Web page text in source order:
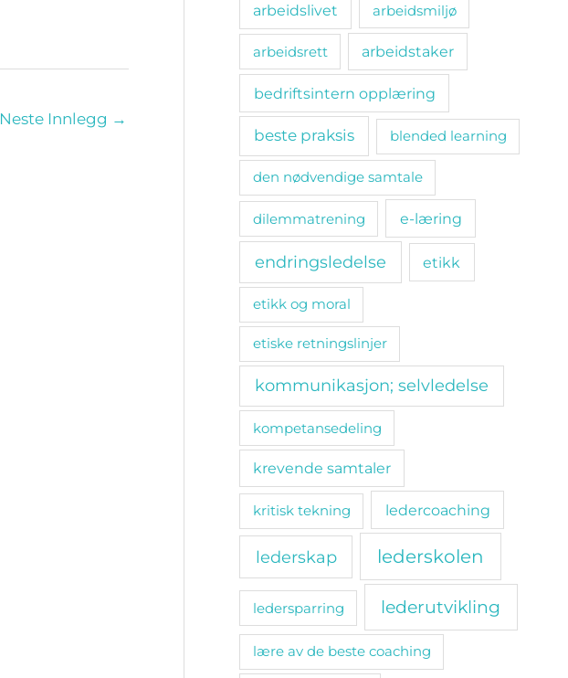
Neste Innlegg →
arbeidslivet arbeidsmiljø
arbeidsrett arbeidstaker
bedriftsintern opplæring
beste praksis blended learning
den nødvendige samtale
dilemmatrening e-læring
endringsledelse etikk
etikk og moral
etiske retningslinjer
kommunikasjon; selvledelse
kompetansedeling
krevende samtaler
kritisk tekning ledercoaching
lederskap lederskolen
ledersparring lederutvikling
lære av de beste coaching